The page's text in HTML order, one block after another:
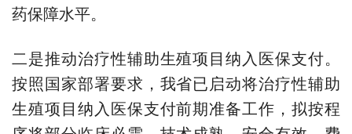
药保障水平。
二是推动治疗性辅助生殖项目纳入医保支付。
按照国家部署要求，我省已启动将治疗性辅助
生殖项目纳入医保支付前期准备工作，拟按程